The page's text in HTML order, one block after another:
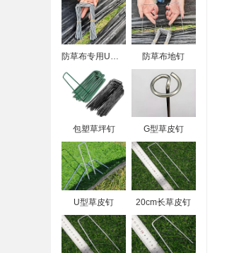
防草布地钉
包塑草坪钉 G型草皮钉
U型草皮钉 20cm长草皮钉